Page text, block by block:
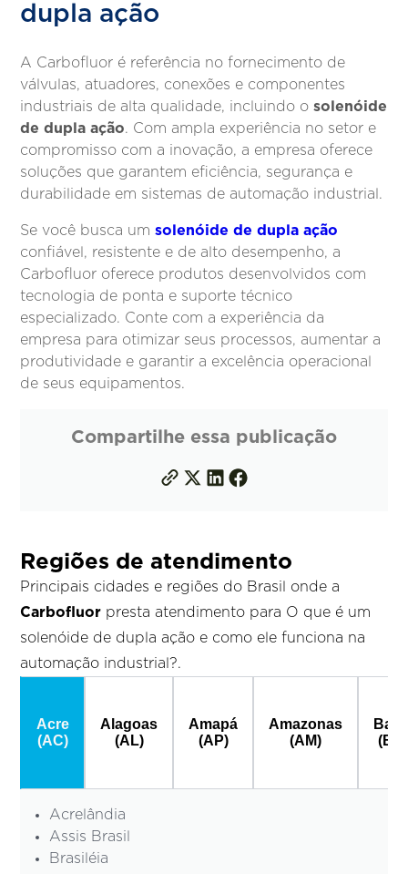
dupla ação
A Carbofluor é referência no fornecimento de
válvulas, atuadores, conexões e componentes
industriais de alta qualidade, incluindo osolenóide
de dupla ação. Com ampla experiência no setor e
compromisso com a inovação, a empresa oferece
soluções que garantem eficiência, segurança e
durabilidade em sistemas de automação industrial.
Se você busca umsolenóide de dupla ação
confiável, resistente e de alto desempenho, a
Carbofluor oferece produtos desenvolvidos com
tecnologia de ponta e suporte técnico
especializado. Conte com a experiência da
empresa para otimizar seus processos, aumentar a
produtividade e garantir a excelência operacional
de seus equipamentos.
Compartilhe essa publicação
Regiões de atendimento
Principais cidades e regiões do Brasil onde a
Carbofluor presta atendimento para O que é um
solenóide de dupla ação e como ele funciona na
automação industrial?.
Acre
(AC)
Alagoas
(AL)
Amapá
(AP)
Amazonas
(AM)
Acrelândia
Assis Brasil
Brasiléia